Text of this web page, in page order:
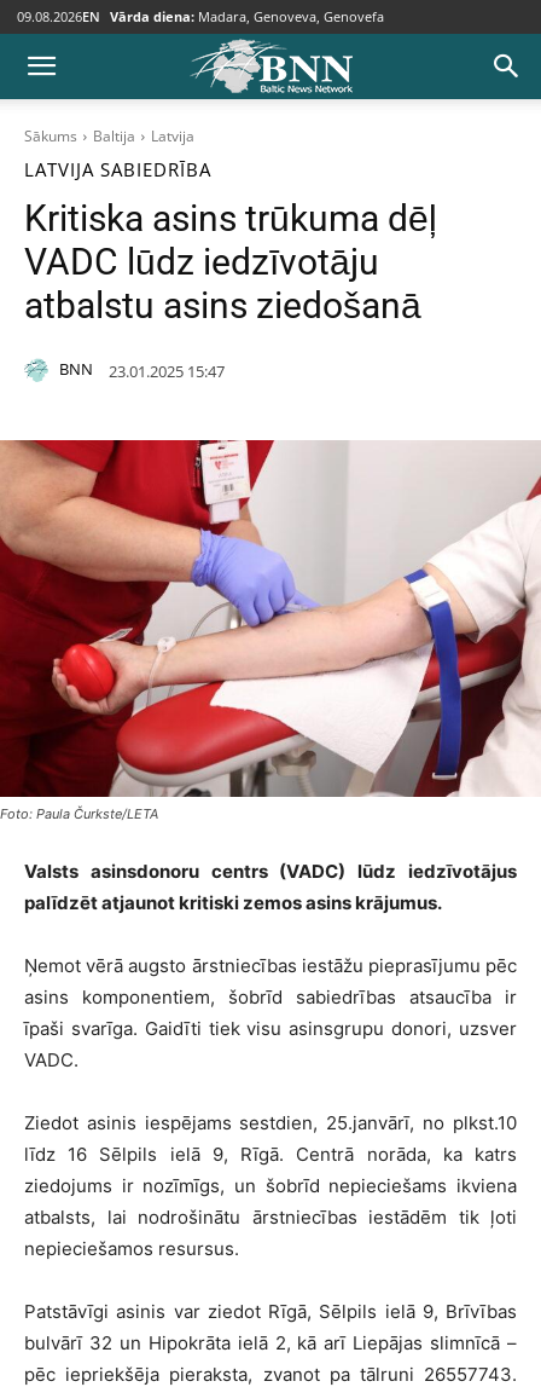
09.08.2026EN Vārda diena: Madara, Genoveva, Genovefa
Sākums Baltija Latvija
LATVIJA SABIEDRĪBA
Kritiska asins trūkuma dēļ
VADC lūdz iedzīvotāju
atbalstu asins ziedošanā
BNN 23.01.2025 15:47
Foto: Paula Čurkste/LETA
Valsts asinsdonoru centrs (VADC) lūdz iedzīvotājus
palīdzēt atjaunot kritiski zemos asins krājumus.
Ņemot vērā augsto ārstniecības iestāžu pieprasījumu pēc
asins komponentiem, šobrīd sabiedrības atsaucība ir
īpaši svarīga. Gaidīti tiek visu asinsgrupu donori, uzsver
VADC.
Ziedot asinis iespējams sestdien, 25.janvārī, no plkst.10
līdz 16 Sēlpils ielā 9, Rīgā. Centrā norāda, ka katrs
ziedojums ir nozīmīgs, un šobrīd nepieciešams ikviena
atbalsts, lai nodrošinātu ārstniecības iestādēm tik ļoti
nepieciešamos resursus.
Patstāvīgi asinis var ziedot Rīgā, Sēlpils ielā 9, Brīvības
bulvārī 32 un Hipokrāta ielā 2, kā arī Liepājas slimnīcā –
pēc iepriekšēja pieraksta, zvanot pa tālruni 26557743.